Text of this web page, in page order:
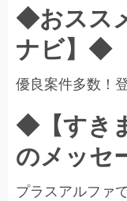
◆おスス
ナビ】◆
優良案件多数！
◆【すき
のメッ
プラスアルファ